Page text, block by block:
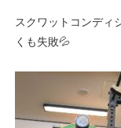
スクワットコンディ
くも失敗💦